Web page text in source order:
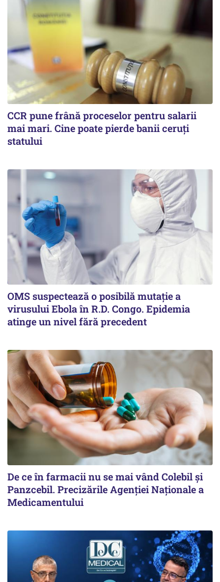
CCR pune frână proceselor pentru salarii
mai mari. Cine poate pierde banii ceruți
statului
OMS suspectează o posibilă mutație a
virusului Ebola în R.D. Congo. Epidemia
atinge un nivel fără precedent
De ce în farmacii nu se mai vând Colebil și
Panzcebil. Precizările Agenției Naționale a
Medicamentului